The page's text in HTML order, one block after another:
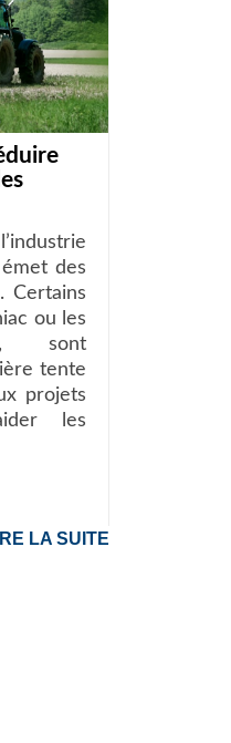
des
Certains
ou les
sont
tente
projets
les
LA SUITE